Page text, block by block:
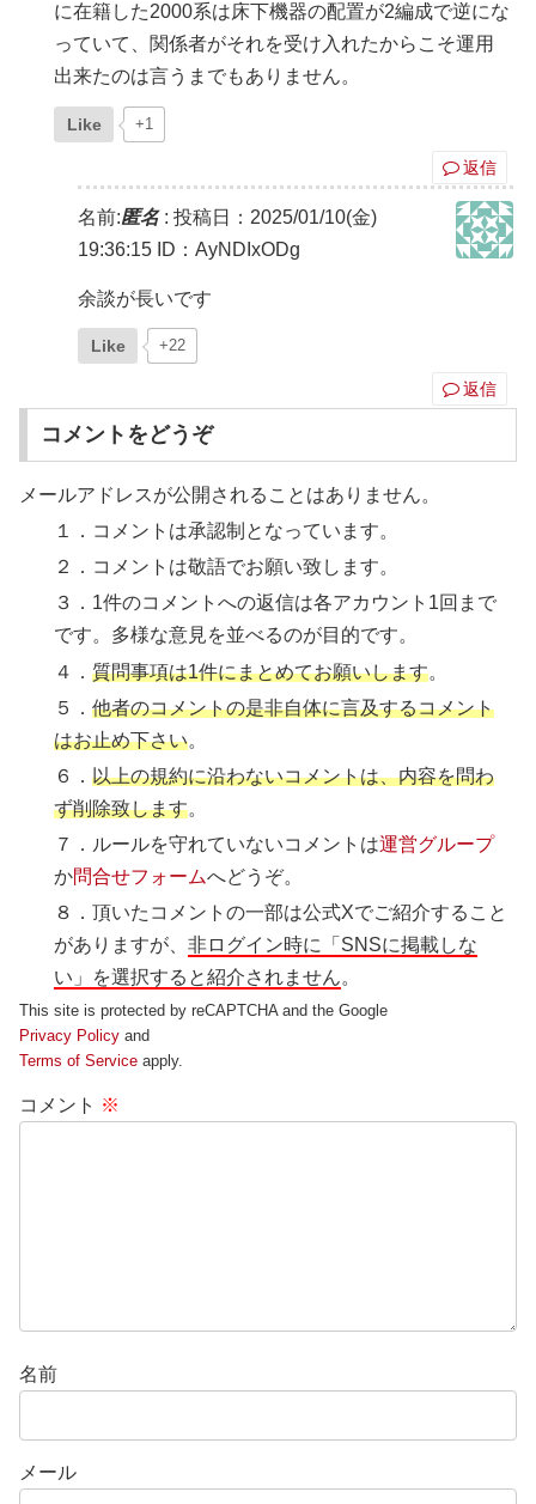
に在籍した2000系は床下機器の配置が2編成で逆にな
っていて、関係者がそれを受け入れたからこそ運用
出来たのは言うまでもありません。
Like +1
返信
名前:匿名: 投稿日：2025/01/10(金)
19:36:15 ID：AyNDIxODg
余談が長いです
Like +22
返信
コメントをどうぞ
メールアドレスが公開されることはありません。
１．コメントは承認制となっています。
２．コメントは敬語でお願い致します。
３．1件のコメントへの返信は各アカウント1回まで
です。多様な意見を並べるのが目的です。
４．質問事項は1件にまとめてお願いします。
５．他者のコメントの是非自体に言及するコメント
はお止め下さい。
６．以上の規約に沿わないコメントは、内容を問わ
ず削除致します。
７．ルールを守れていないコメントは運営グループ
か問合せフォームへどうぞ。
８．頂いたコメントの一部は公式Xでご紹介すること
がありますが、非ログイン時に「SNSに掲載しな
い」を選択すると紹介されません。
This site is protected by reCAPTCHA and the Google
Privacy Policy and
Terms of Service apply.
コメント ※
名前
メール